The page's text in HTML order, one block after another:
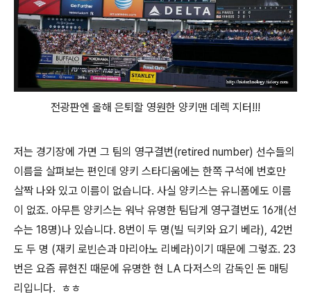
전광판엔 올해 은퇴할 영원한 양키맨 데렉 지터!!!
저는 경기장에 가면 그 팀의 영구결번(retired number) 선수들의
이름을 살펴보는 편인데 양키 스타디움에는 한쪽 구석에 번호만
살짝 나와 있고 이름이 없습니다. 사실 양키스는 유니폼에도 이름
이 없죠. 아무튼 양키스는 워낙 유명한 팀답게 영구결번도 16개(선
수는 18명)나 있습니다. 8번이 두 명(빌 딕키와 요기 베라), 42번
도 두 명 (재키 로빈슨과 마리아노 리베라)이기 때문에 그렇죠. 23
번은 요즘 류현진 때문에 유명한 현 LA 다저스의 감독인 돈 매팅
리입니다. ㅎㅎ